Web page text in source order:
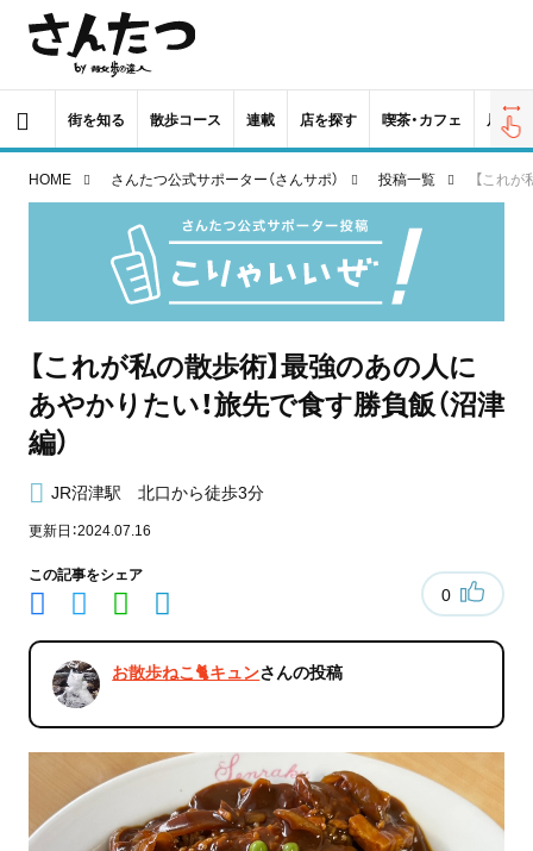
街を知る 散歩コース 連載 店を探す 喫茶・カフェ 居酒屋
HOME さんたつ公式サポーター（さんサポ） 投稿一覧 【これ
【これが私の散歩術】最強のあの人に
あやかりたい！旅先で食す勝負飯（沼津
編）
JR沼津駅 北口から徒歩3分
更新日：2024.07.16
この記事をシェア
0
お散歩ねこ🐈キュンさんの投稿